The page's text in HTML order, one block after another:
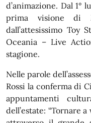
d’animazione. Dal 1°
prima visione di
dall’attesissimo Toy
Oceania – Live
stagione.
Nelle parole
Rossi la conferma di
appuntamenti
dell’estate: “Tornare